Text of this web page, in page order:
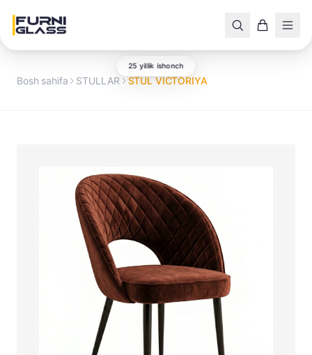
25 yillik ishonch
Bosh sahifa STULLAR STUL VICTORIYA